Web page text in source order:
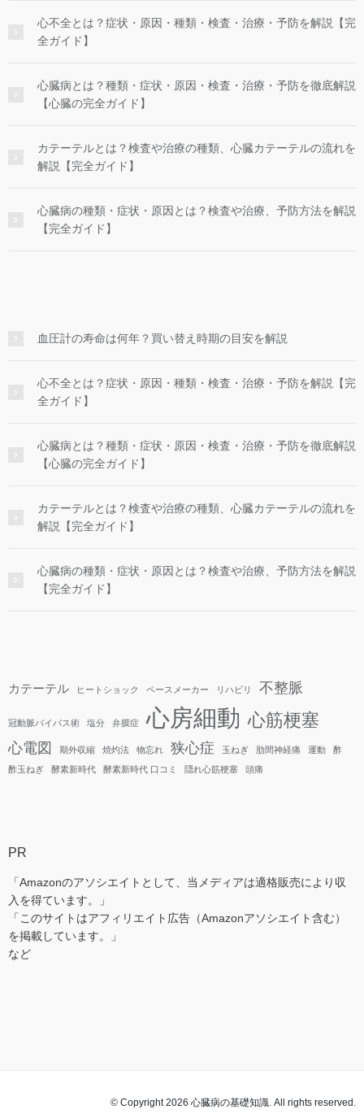
心不全とは？症状・原因・種類・検査・治療・予防を解説【完
全ガイド】
心臓病とは？種類・症状・原因・検査・治療・予防を徹底解説
【心臓の完全ガイド】
カテーテルとは？検査や治療の種類、心臓カテーテルの流れを
解説【完全ガイド】
心臓病の種類・症状・原因とは？検査や治療、予防方法を解説
【完全ガイド】
血圧計の寿命は何年？買い替え時期の目安を解説
心不全とは？症状・原因・種類・検査・治療・予防を解説【完
全ガイド】
心臓病とは？種類・症状・原因・検査・治療・予防を徹底解説
【心臓の完全ガイド】
カテーテルとは？検査や治療の種類、心臓カテーテルの流れを
解説【完全ガイド】
心臓病の種類・症状・原因とは？検査や治療、予防方法を解説
【完全ガイド】
カテーテル ヒートショック ペースメーカー リハビリ 不整脈
冠動脈バイパス術 塩分 弁膜症 心房細動 心筋梗塞
心電図 期外収縮 焼灼法 物忘れ 狭心症 玉ねぎ 肋間神経痛 運動
酢
酢玉ねぎ
酵素新時代 酵素新時代 口コミ 隠れ心筋梗塞 頭痛
PR
「Amazonのアソシエイトとして、当メディアは適格販売により収
入を得ています。」
「このサイトはアフィリエイト広告（Amazonアソシエイト含む）
を掲載しています。」
など
© Copyright 2026 心臓病の基礎知識. All rights reserved.